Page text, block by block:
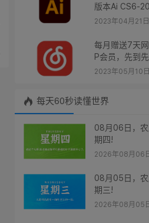
版本Ai CS6-
2023年04月21日
每月赠送7天
P会员，先到
2023年05月10日
每天60秒读懂世界
08月06日，
期四!
2026年08月06
08月05日，
期三!
2026年08月05